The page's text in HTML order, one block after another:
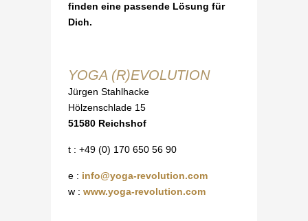
finden eine passende Lösung für
Dich.
YOGA (R)EVOLUTION
Jürgen Stahlhacke
Hölzenschlade 15
51580 Reichshof
t : +49 (0) 170 650 56 90
e : info@yoga-revolution.com
w : www.yoga-revolution.com